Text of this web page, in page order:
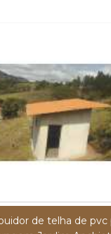
de telha de pvc